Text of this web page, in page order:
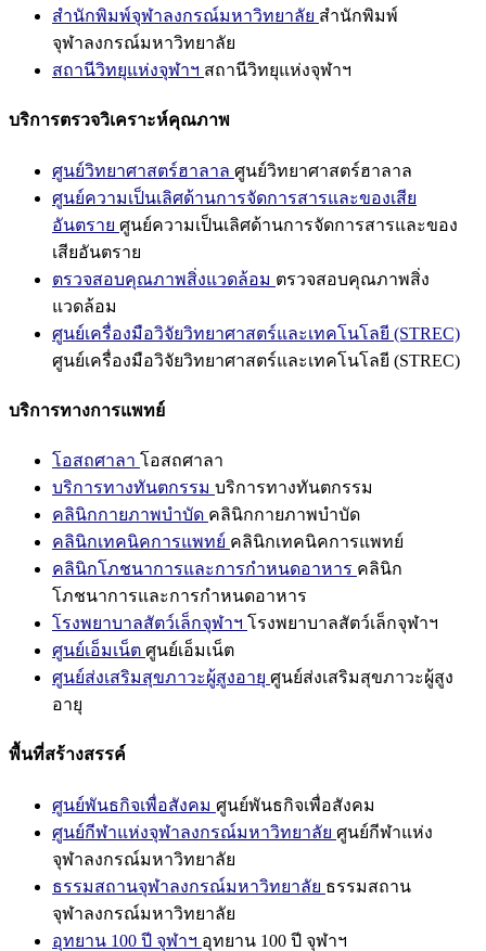
สำนักพิมพ์จุฬาลงกรณ์มหาวิทยาลัย สำนักพิมพ์
จุฬาลงกรณ์มหาวิทยาลัย
สถานีวิทยุแห่งจุฬาฯ สถานีวิทยุแห่งจุฬาฯ
บริการตรวจวิเคราะห์คุณภาพ
ศูนย์วิทยาศาสตร์ฮาลาล ศูนย์วิทยาศาสตร์ฮาลาล
ศูนย์ความเป็นเลิศด้านการจัดการสารและของเสีย
อันตราย ศูนย์ความเป็นเลิศด้านการจัดการสารและของ
เสียอันตราย
ตรวจสอบคุณภาพสิ่งแวดล้อม ตรวจสอบคุณภาพสิ่ง
แวดล้อม
ศูนย์เครื่องมือวิจัยวิทยาศาสตร์และเทคโนโลยี (STREC)
ศูนย์เครื่องมือวิจัยวิทยาศาสตร์และเทคโนโลยี (STREC)
บริการทางการแพทย์
โอสถศาลา โอสถศาลา
บริการทางทันตกรรม บริการทางทันตกรรม
คลินิกกายภาพบำบัด คลินิกกายภาพบำบัด
คลินิกเทคนิคการแพทย์ คลินิกเทคนิคการแพทย์
คลินิกโภชนาการและการกำหนดอาหาร คลินิก
โภชนาการและการกำหนดอาหาร
โรงพยาบาลสัตว์เล็กจุฬาฯ โรงพยาบาลสัตว์เล็กจุฬาฯ
ศูนย์เอ็มเน็ต ศูนย์เอ็มเน็ต
ศูนย์ส่งเสริมสุขภาวะผู้สูงอายุ ศูนย์ส่งเสริมสุขภาวะผู้สูง
อายุ
พื้นที่สร้างสรรค์
ศูนย์พันธกิจเพื่อสังคม ศูนย์พันธกิจเพื่อสังคม
ศูนย์กีฬาแห่งจุฬาลงกรณ์มหาวิทยาลัย ศูนย์กีฬาแห่ง
จุฬาลงกรณ์มหาวิทยาลัย
ธรรมสถานจุฬาลงกรณ์มหาวิทยาลัย ธรรมสถาน
จุฬาลงกรณ์มหาวิทยาลัย
อุทยาน 100 ปี จุฬาฯ อุทยาน 100 ปี จุฬาฯ